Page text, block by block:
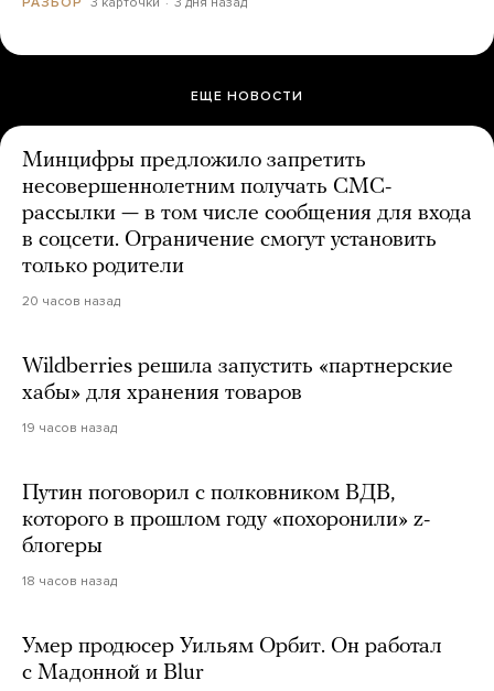
ЕЩЕ НОВОСТИ
Минцифры предложило запретить
несовершеннолетним получать СМС-
рассылки — в том числе сообщения для входа
в соцсети. Ограничение смогут установить
только родители
20 часов назад
Wildberries решила запустить «партнерские
хабы» для хранения товаров
19 часов назад
Путин поговорил с полковником ВДВ,
которого в прошлом году «похоронили» z-
блогеры
18 часов назад
Умер продюсер Уильям Орбит. Он работал
с Мадонной и Blur